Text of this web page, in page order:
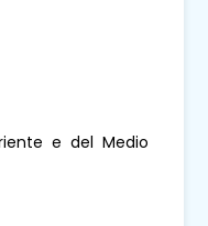
e del Medio